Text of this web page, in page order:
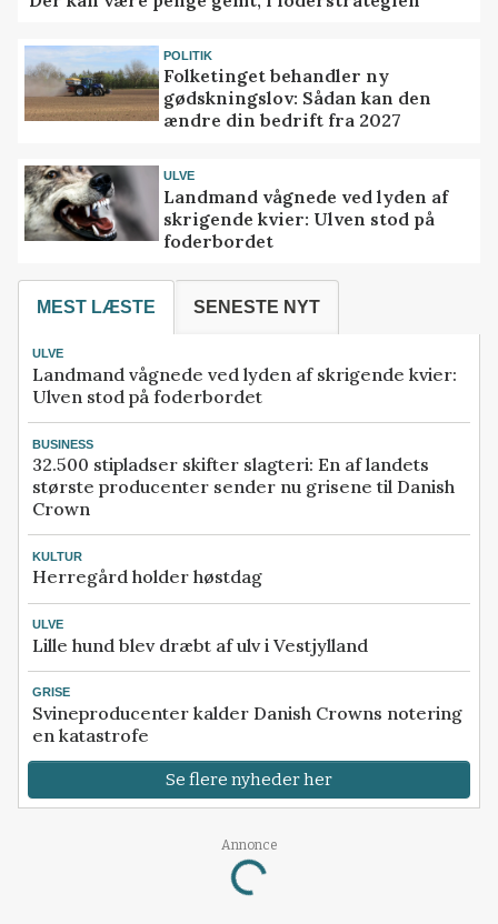
POLITIK
Folketinget behandler ny
gødskningslov: Sådan kan den
ændre din bedrift fra 2027
ULVE
Landmand vågnede ved lyden af
skrigende kvier: Ulven stod på
foderbordet
MEST LÆSTE SENESTE NYT
ULVE
Landmand vågnede ved lyden af skrigende kvier:
Ulven stod på foderbordet
BUSINESS
32.500 stipladser skifter slagteri: En af landets
største producenter sender nu grisene til Danish
Crown
KULTUR
Herregård holder høstdag
ULVE
Lille hund blev dræbt af ulv i Vestjylland
GRISE
Svineproducenter kalder Danish Crowns notering
en katastrofe
Se flere nyheder her
Annonce
Loading...